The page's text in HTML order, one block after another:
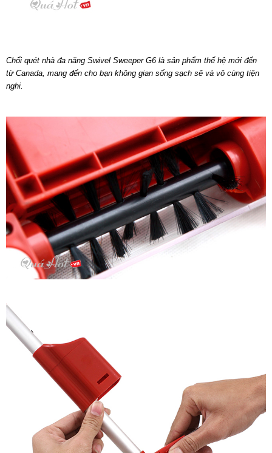
Chổi quét nhà đa năng Swivel Sweeper G6 là sản phẩm thế hệ mới đến
từ Canada, mang đến cho bạn không gian sống sạch sẽ và vô cùng tiện
nghi.